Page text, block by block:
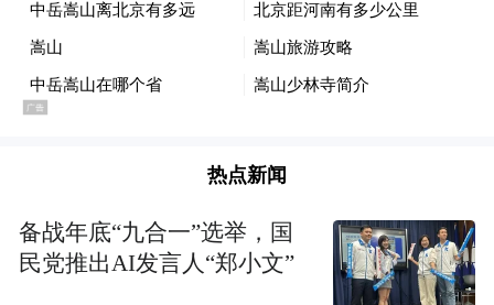
热点新闻
备战年底“九合一”选举，国
民党推出AI发言人“郑小文”